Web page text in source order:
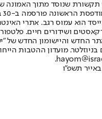
תקשורת שנוסד מתוך האמונה
ושידורים חיים.
האתר החדש והיישומון
מועדון ההטבות
תשפ"ו